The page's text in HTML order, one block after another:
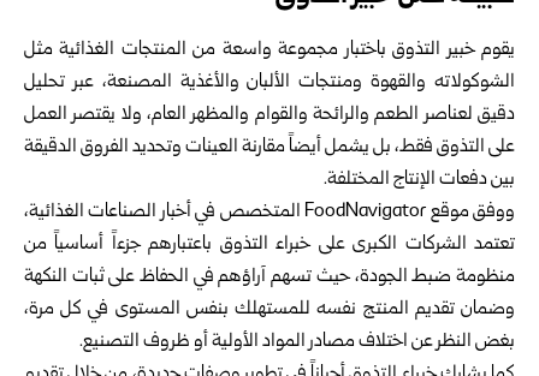
يقوم خبير التذوق باختبار مجموعة واسعة من المنتجات الغذائية مثل
الشوكولاته والقهوة ومنتجات الألبان والأغذية المصنعة، عبر تحليل
دقيق لعناصر الطعم والرائحة والقوام والمظهر العام، ولا يقتصر العمل
على التذوق فقط، بل يشمل أيضاً مقارنة العينات وتحديد الفروق الدقيقة
بين دفعات الإنتاج المختلفة.
ووفق موقع FoodNavigator المتخصص في أخبار الصناعات الغذائية،
تعتمد الشركات الكبرى على خبراء التذوق باعتبارهم جزءاً أساسياً من
منظومة ضبط الجودة، حيث تسهم آراؤهم في الحفاظ على ثبات النكهة
وضمان تقديم المنتج نفسه للمستهلك بنفس المستوى في كل مرة،
بغض النظر عن اختلاف مصادر المواد الأولية أو ظروف التصنيع.